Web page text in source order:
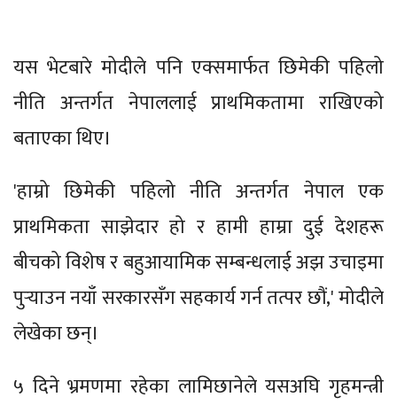
यस भेटबारे मोदीले पनि एक्समार्फत छिमेकी पहिलो
नीति अन्तर्गत नेपाललाई प्राथमिकतामा राखिएको
बताएका थिए।
'हाम्रो छिमेकी पहिलो नीति अन्तर्गत नेपाल एक
प्राथमिकता साझेदार हो र हामी हाम्रा दुई देशहरू
बीचको विशेष र बहुआयामिक सम्बन्धलाई अझ उचाइमा
पुर्‍याउन नयाँ सरकारसँग सहकार्य गर्न तत्पर छौं,' मोदीले
लेखेका छन्।
५ दिने भ्रमणमा रहेका लामिछानेले यसअघि गृहमन्त्री